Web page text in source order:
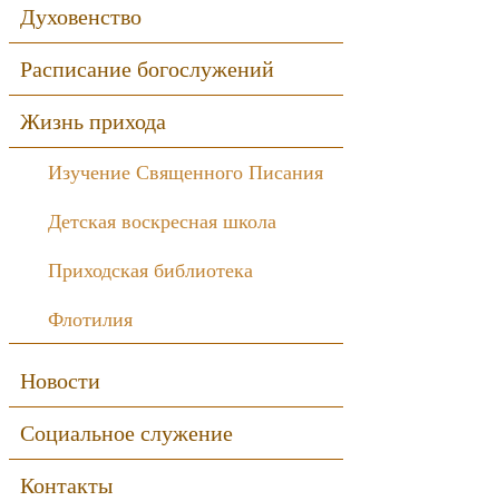
Духовенство
Расписание богослужений
Жизнь прихода
Изучение Священного Писания
Детская воскресная школа
Приходская библиотека
Флотилия
Новости
Социальное служение
Контакты